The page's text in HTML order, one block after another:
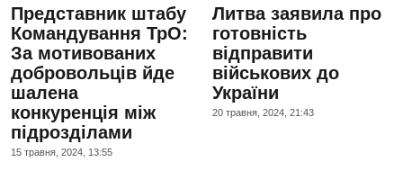
Представник штабу
Командування ТрО:
За мотивованих
добровольців йде
шалена
конкуренція між
підрозділами
15 травня, 2024, 13:55
Литва заявила про
готовність
відправити
військових до
України
20 травня, 2024, 21:43